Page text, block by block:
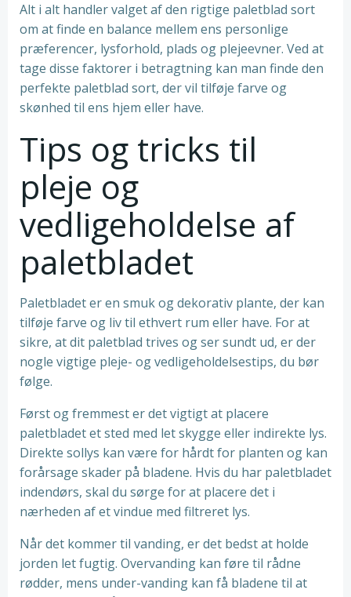
Alt i alt handler valget af den rigtige paletblad sort
om at finde en balance mellem ens personlige
præferencer, lysforhold, plads og plejeevner. Ved at
tage disse faktorer i betragtning kan man finde den
perfekte paletblad sort, der vil tilføje farve og
skønhed til ens hjem eller have.
Tips og tricks til
pleje og
vedligeholdelse af
paletbladet
Paletbladet er en smuk og dekorativ plante, der kan
tilføje farve og liv til ethvert rum eller have. For at
sikre, at dit paletblad trives og ser sundt ud, er der
nogle vigtige pleje- og vedligeholdelsestips, du bør
følge.
Først og fremmest er det vigtigt at placere
paletbladet et sted med let skygge eller indirekte lys.
Direkte sollys kan være for hårdt for planten og kan
forårsage skader på bladene. Hvis du har paletbladet
indendørs, skal du sørge for at placere det i
nærheden af et vindue med filtreret lys.
Når det kommer til vanding, er det bedst at holde
jorden let fugtig. Overvanding kan føre til rådne
rødder, mens under-vanding kan få bladene til at